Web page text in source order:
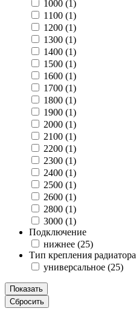
1000 (1 )
1100 (1)
1200 (1)
1300 (1)
1400 (1)
1500 (1)
1600 (1)
1700 (1)
1800 (1)
1900 (1)
2000 (1)
2100 (1)
2200 (1)
2300 (1)
2400 (1)
2500 (1)
2600 (1)
2800 (1)
3000 (1)
Подключение
нижнее (25)
Тип крепления радиатора
универсальное (25)
Показать
Сбросить